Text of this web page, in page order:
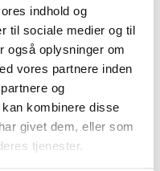
indhold og
til sociale medier og til
også oplysninger om
vores partnere inden
og
kombinere disse
givet dem, eller som
tjenester.
15-22 og i morgen
13-22.
i Hal C.